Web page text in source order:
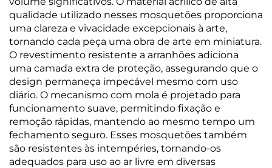
qualidade utilizado nesses mosquetões proporciona
uma clareza e vivacidade excepcionais à arte,
tornando cada peça uma obra de arte em miniatura.
O revestimento resistente a arranhões adiciona
uma camada extra de proteção, assegurando que o
design permaneça impecável mesmo com uso
diário. O mecanismo com mola é projetado para
funcionamento suave, permitindo fixação e
remoção rápidas, mantendo ao mesmo tempo um
fechamento seguro. Esses mosquetões também
são resistentes às intempéries, tornando-os
adequados para uso ao ar livre em diversas